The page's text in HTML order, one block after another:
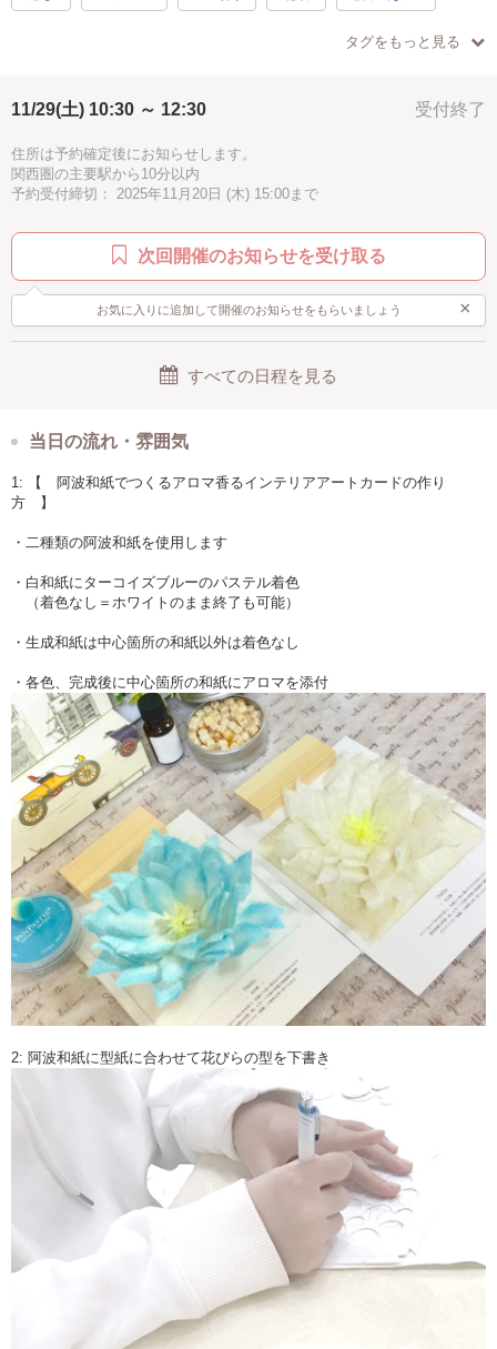
◇Workshop参加後に、アンケートにお答え
いただくと、Canvaを使って親子で楽しむ
注１：無料デジタル型紙のご提供は、Canva内のみでの
テータ共有となりますので、メールアドレスのご登録
のみのご提供となります。ご了承願います。
【 目次 】
・阿波和紙でつくるアロマ香るインテリアアートカードの材料と道具
・阿波和紙でつくるアロマ香るインテリアアートカードの作り方
徒歩5分以内 汚れない
タグをもっと見る
受付終了
11/29(土) 10:30 ～ 12:30
住所は予約確定後にお知らせします。
関西圏の主要駅から10分以内
予約受付締切： 2025年11月20日 (木) 15:00まで
次回開催のお知らせを受け取る
お気に入りに追加して開催のお知らせをもらいましょう ×
すべての日程を見る
当日の流れ・雰囲気
1: 【 阿波和紙でつくるアロマ香るインテリアアートカードの作り
方 】
・二種類の阿波和紙を使用します
・白和紙にターコイズブルーのパステル着色
（着色なし＝ホワイトのまま終了も可能）
・生成和紙は中心箇所の和紙以外は着色なし
・各色、完成後に中心箇所の和紙にアロマを添付
2: 阿波和紙に型紙に合わせて花びらの型を下書き